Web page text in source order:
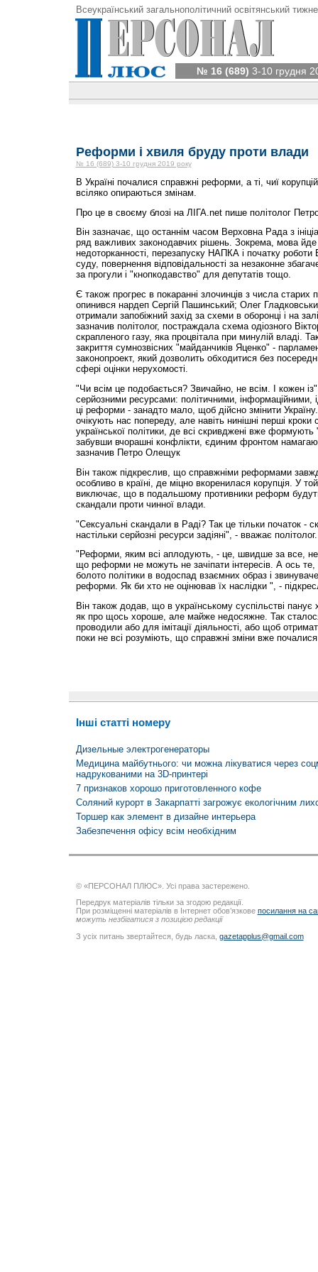
Всеукраїнський загальнополітичний освітянський
№ 16 (689) 3-10 грудня
Реформи і хвиля бруду проти влади
№ 16 (689) 3-10 грудня 2019 року
В Україні почалися справжні реформи, а ті, чиї
всіляко опираються змінам.
Про це в своєму блозі на ЛІГА.net пише політолог
Він зазначає, що останнім часом Верховна Рада з
ряд важливих законодавчих рішень. Зокрема, мова йде
недоторканності, перезапуску НАПКА і початку роботи
суду, повернення відповідальності за незаконне
за прогули і "кнопкодавство" для депутатів тощо.
Є також прогрес в покаранні злочинців з числа старих
опинився нардеп Сергій Пашинський; Олег
отримали запобіжний захід за схеми в оборонці і на
зазначив політолог, постраждала схема одіозного
скрапленого газу, яка процвітала при минулій владі.
закриття сумнозвісних "майданчиків Яценко" -
законопроект, який дозволить обходитися без
сфері оцінки нерухомості.
"Чи всім це подобається? Звичайно, не всім. І кожен
серйозними ресурсами: політичними, інформаційними,
ці реформи - занадто мало, щоб дійсно змінити
очікують нас попереду, але навіть нинішні перші
української політики, де всі скривджені вже
забувши вчорашні конфлікти, єдиним фронтом
зазначив Петро Олещук
Він також підкреслив, що справжніми реформами
особливо в країні, де міцно вкоренилася корупція. У
виключає, що в подальшому противники реформ
скандали проти чинної влади.
"Сексуальні скандали в Раді? Так це тільки початок -
настільки серйозні ресурси задіяні", - вважає політолог.
"Реформи, яким всі аплодують, - це, швидше за все, не
що реформи не можуть не зачіпати інтересів. А ось
болото політики в водоспад взаємних образ і
реформи. Як би хто не оцінював їх наслідки ", -
Він також додав, що в українському суспільстві
як про щось хороше, але майже недосяжне. Так
проводили або для імітації діяльності, або щоб
поки не всі розуміють, що справжні зміни вже
Інші статті номеру
Дизельные электрогенераторы
Медицина майбутнього: чи можна лікуватися через
надрукованими на 3D-принтері
7 признаков хорошо приготовленного кофе
Соляний курорт в Закарпатті загрожує екологічним
Торшер как элемент в дизайне интерьера
Забезпечення офісу всім необхідним
© «ПЕРСОНАЛ ПЛЮС». Усі права застережено.
Передрук матеріалів тільки за згодою редакції.
При розміщенні матеріалів в Інтернет обов’язкове посилання на
можуть незбігатися з позицією редакції
З усіх питань звертайтеся, будь ласка, gazetapplus@gmail.com